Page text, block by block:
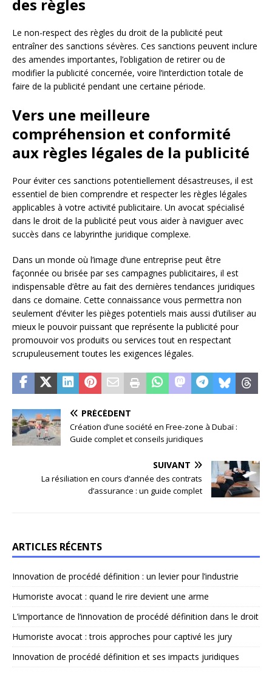
des règles
Le non-respect des règles du droit de la publicité peut
entraîner des sanctions sévères. Ces sanctions peuvent inclure
des amendes importantes, l’obligation de retirer ou de
modifier la publicité concernée, voire l’interdiction totale de
faire de la publicité pendant une certaine période.
Vers une meilleure
compréhension et conformité
aux règles légales de la publicité
Pour éviter ces sanctions potentiellement désastreuses, il est
essentiel de bien comprendre et respecter les règles légales
applicables à votre activité publicitaire. Un avocat spécialisé
dans le droit de la publicité peut vous aider à naviguer avec
succès dans ce labyrinthe juridique complexe.
Dans un monde où l’image d’une entreprise peut être
façonnée ou brisée par ses campagnes publicitaires, il est
indispensable d’être au fait des dernières tendances juridiques
dans ce domaine. Cette connaissance vous permettra non
seulement d’éviter les pièges potentiels mais aussi d’utiliser au
mieux le pouvoir puissant que représente la publicité pour
promouvoir vos produits ou services tout en respectant
scrupuleusement toutes les exigences légales.
PRÉCÉDENT
Création d’une société en Free-zone à Dubaï :
Guide complet et conseils juridiques
SUIVANT
La résiliation en cours d’année des contrats
d’assurance : un guide complet
ARTICLES RÉCENTS
Innovation de procédé définition : un levier pour l’industrie
Humoriste avocat : quand le rire devient une arme
L’importance de l’innovation de procédé définition dans le droit
Humoriste avocat : trois approches pour captivé les jury
Innovation de procédé définition et ses impacts juridiques